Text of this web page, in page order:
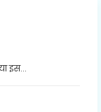
इस...